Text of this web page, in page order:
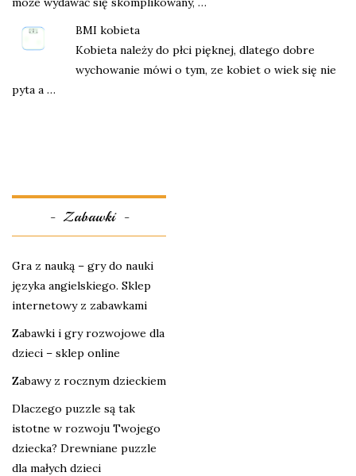
BMI kobieta
Kobieta należy do płci pięknej, dlatego dobre
wychowanie mówi o tym, ze kobiet o wiek się nie
pyta a …
Zabawki
Gra z nauką – gry do nauki
języka angielskiego. Sklep
internetowy z zabawkami
Zabawki i gry rozwojowe dla
dzieci – sklep online
Zabawy z rocznym dzieckiem
Dlaczego puzzle są tak
istotne w rozwoju Twojego
dziecka? Drewniane puzzle
dla małych dzieci